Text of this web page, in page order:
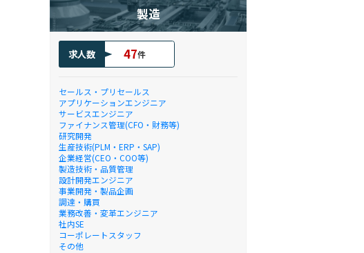
製造
求人数 47件
セールス・プリセールス
アプリケーションエンジニア
サービスエンジニア
ファイナンス管理(CFO・財務等)
研究開発
生産技術(PLM・ERP・SAP)
企業経営(CEO・COO等)
製造技術・品質管理
設計開発エンジニア
事業開発・製品企画
調達・購買
業務改善・変革エンジニア
社内SE
コーポレートスタッフ
その他